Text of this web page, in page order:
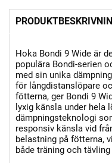
Hoka Bondi 9 Wide är
populära Bondi-serien
med sin unika
för långdistanslöpare
fötterna, ger Bondi 9
lyxig känsla under hela
dämpningsteknologi
responsiv känsla vid
belastning på fötterna,
både träning och